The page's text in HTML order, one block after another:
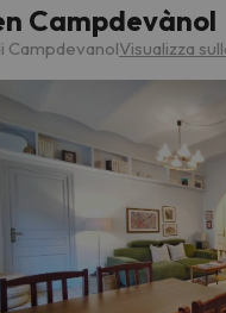
alla sua ricerca.
Campdevànol
CampdevanolVisualizza